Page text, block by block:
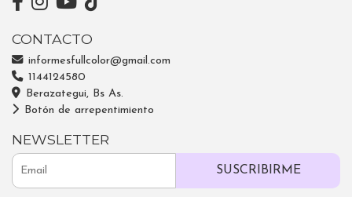
CONTACTO
informesfullcolor@gmail.com
1144124580
Berazategui, Bs As.
Botón de arrepentimiento
NEWSLETTER
SUSCRIBIRME